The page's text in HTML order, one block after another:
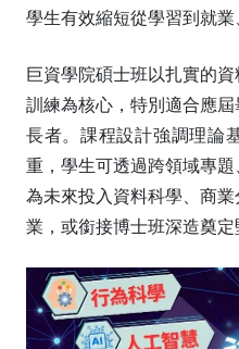
學生有效縮短從學習到就業
巨資學院碩士班以扎實的
訓練為核心，特別適合應
長者。課程設計強調理論
重，學生可透過跨領域專
為未來投入資料科學、商
業，或銜接博士班深造奠定